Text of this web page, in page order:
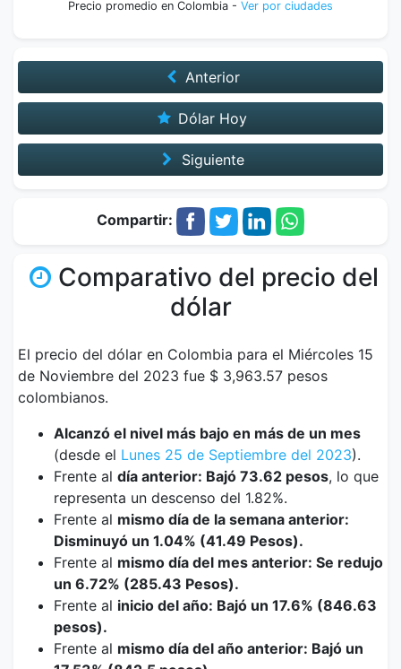
Precio promedio en Colombia - Ver por ciudades
Anterior
Dólar Hoy
Siguiente
Compartir:
Comparativo del precio del
dólar
El precio del dólar en Colombia para el Miércoles 15
de Noviembre del 2023 fue $ 3,963.57 pesos
colombianos.
Alcanzó el nivel más bajo en más de un mes
(desde el Lunes 25 de Septiembre del 2023).
Frente al día anterior: Bajó 73.62 pesos, lo que
representa un descenso del 1.82%.
Frente al mismo día de la semana anterior:
Disminuyó un 1.04% (41.49 Pesos).
Frente al mismo día del mes anterior: Se redujo
un 6.72% (285.43 Pesos).
Frente al inicio del año: Bajó un 17.6% (846.63
pesos).
Frente al mismo día del año anterior: Bajó un